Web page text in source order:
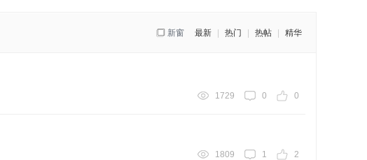
最新 热门 热帖 精华
新窗
1729 0 0
1809 1 2